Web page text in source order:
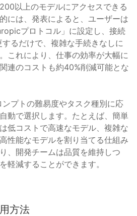
以上のモデルにアクセスできる
には、発表によると、ユーザーは
プロトコル」に設定し、接続
るだけで、複雑な手続きなしに
これにより、仕事の効率が大幅に
連のコストも約40%削減可能とな
プトの難易度やタスク種別に応
動で選択します。たとえば、簡単
低コストで高速なモデル、複雑な
性能なモデルを割り当てる仕組み
、開発チームは品質を維持しつ
軽減することができます。
方法